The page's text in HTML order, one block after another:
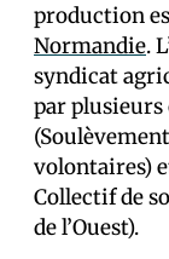
production
Normandie.
syndicat
par
volontaires)
Collectif de
de l’Ouest).